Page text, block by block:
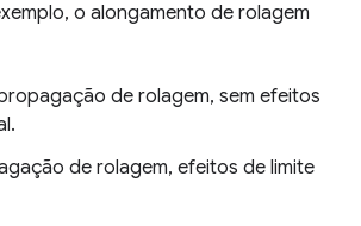
o alongamento de rolagem
de rolagem, sem efeitos
de rolagem, efeitos de limite